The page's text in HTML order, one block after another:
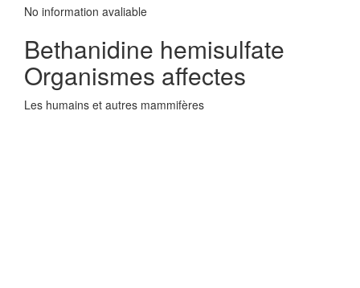
No information avaliable
Bethanidine hemisulfate
Organismes affectes
Les humains et autres mammifères